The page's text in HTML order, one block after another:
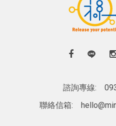
諮詢專線:
聯絡信箱: